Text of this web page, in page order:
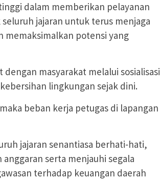
dalam memberikan pelayanan
jajaran untuk terus menjaga
potensi yang
masyarakat melalui sosialisasi
lingkungan sejak dini.
beban kerja petugas di lapangan
jajaran senantiasa berhati‑hati,
serta menjauhi segala
terhadap keuangan daerah